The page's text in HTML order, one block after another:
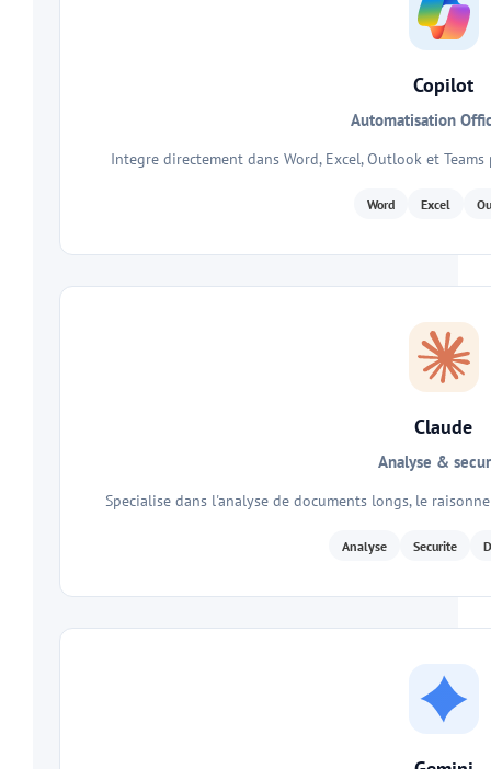
Copilot
Automatisation
Integre directement dans Word, Excel, Outlook et
Word Excel
Claude
Analyse &
Specialise dans l'analyse de documents longs, le
Analyse Securite